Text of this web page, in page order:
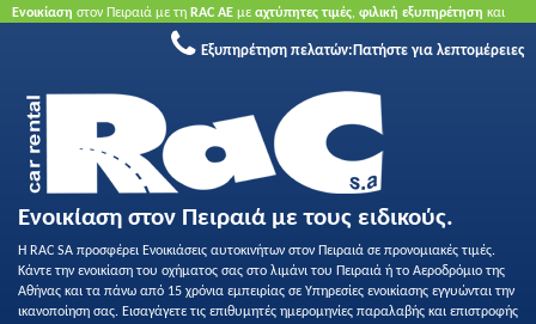
Ενοικίαση στον Πειραιά με τη RAC ΑΕ με αχτύπητες τιμές, φιλική εξυπηρέτηση και
Κάντε κράτηση τώρα
Εξυπηρέτηση πελατών: Πατήστε για λεπτομέρειες
Ενοικίαση στον Πειραιά με τους ειδικούς.
Η RAC SA προσφέρει Ενοικιάσεις αυτοκινήτων στον Πειραιά σε προνομιακές τιμές.
Κάντε την ενοικίαση του οχήματος σας στο λιμάνι του Πειραιά ή το Αεροδρόμιο της
Αθήνας και τα πάνω από 15 χρόνια εμπειρίας σε Υπηρεσίες ενοικίασης εγγυώνται την
ικανοποίηση σας. Εισαγάγετε τις επιθυμητές ημερομηνίες παραλαβής και επιστροφής